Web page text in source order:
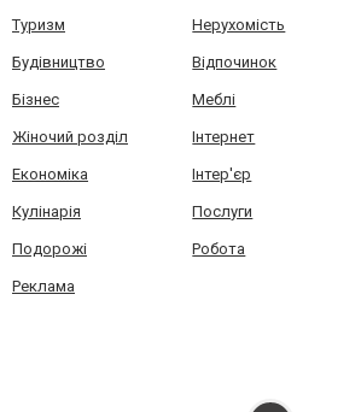
Туризм Нерухомість
Будівництво Відпочинок
Бізнес Меблі
Жіночий розділ Інтернет
Економіка Інтер'єр
Кулінарія Послуги
Подорожі Робота
Реклама